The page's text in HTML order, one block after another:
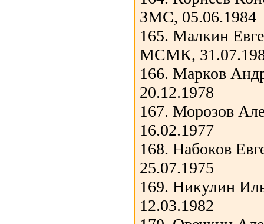
ЗМС, 05.06.1984
165. Малкин
МСМК,
166. Марков
20.12.1978
167. Морозов
16.02.1977
168. Набоков
25.07.1975
169. Никулин
12.03.1982